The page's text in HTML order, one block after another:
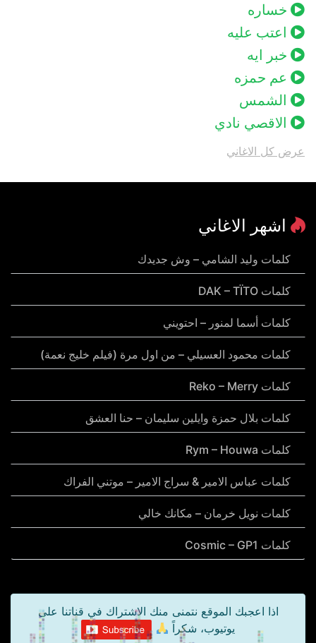
خساره
اعتب عليه
خبر ايه
عم حمزه
الشمس
الاقصي نادي
عرض كل الاغاني
اشهر الاغاني
كلمات وليد الشامي – وش جديدك
كلمات DAK – TÏTO
كلمات أسما لمنور – احتويني
كلمات محمود العسيلي – من اول مرة (فيلم خليج نعمة)
كلمات Reko – Merry
كلمات بلال حمزة وايلين سليمان – حنا العشق
كلمات Rym – Houwa
كلمات عباس الامير & سراج الامير – موتني الفراك
كلمات نويل خرمان – مكانك خالي
كلمات Cosmic – GP1
اذا اعجبك الموقع نتمنى منك الاشتراك في قناتنا على
يوتيوب، شكراً